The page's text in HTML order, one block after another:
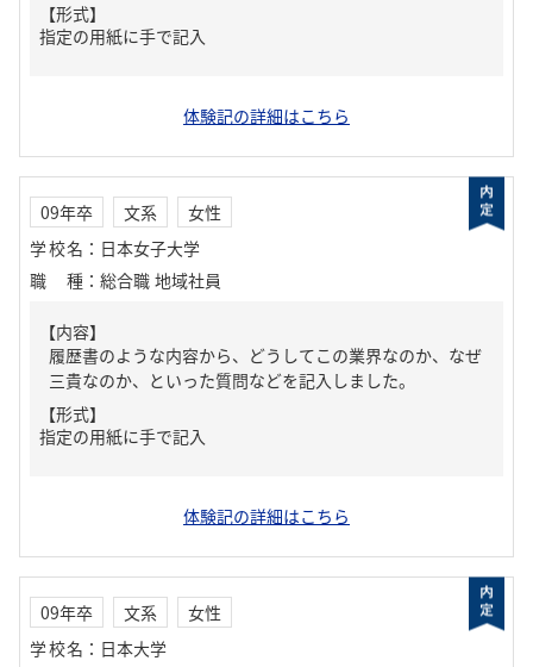
【形式】
指定の用紙に手で記入
体験記の詳細はこちら
09年卒 文系
女性
学校名 ： 日本女子大学
職種 ： 総合職 地域社員
【内容】
履歴書のような内容から、どうしてこの業界なのか、なぜ
三貴なのか、といった質問などを記入しました。
【形式】
指定の用紙に手で記入
体験記の詳細はこちら
09年卒 文系
女性
学校名 ： 日本大学